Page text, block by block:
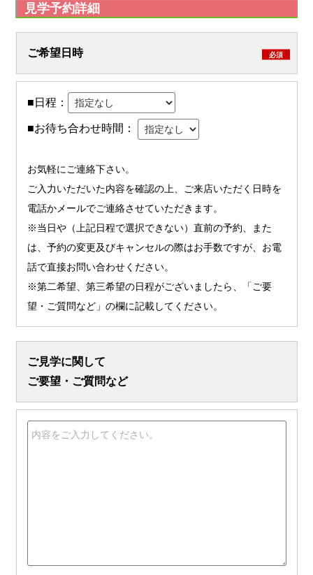
見学予約詳細
ご希望日時 必須
■日程：
■お待ち合わせ時間：
お気軽にご連絡下さい。
ご入力いただいた内容を確認の上、ご来店いただく日時を
電話かメールでご連絡させていただきます。
※当日や（上記日程で選択できない）直前の予約、また
は、予約の変更及びキャンセルの際はお手数ですが、お電
話で直接お問い合わせください。
※第二希望、第三希望の日程がございましたら、「ご要
望・ご質問など」の欄に記載してください。
ご見学に関して
ご要望・ご質問など